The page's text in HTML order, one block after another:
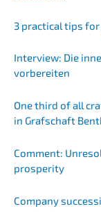
3 practi­cal tips
Inter­view: Die
vorbereiten
One third of all
in Grafschaft
Comment:
prosperity
Compa­ny